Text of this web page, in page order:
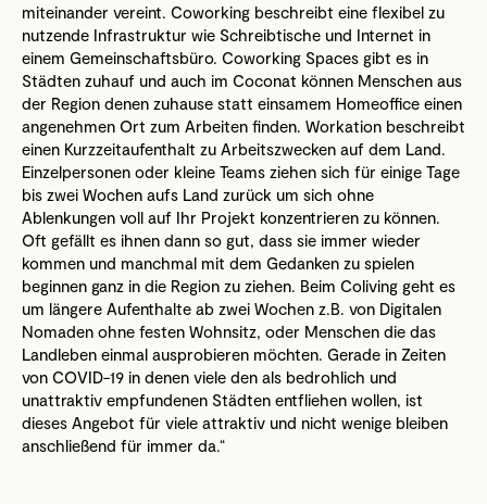
miteinander vereint. Coworking beschreibt eine flexibel zu
nutzende Infrastruktur wie Schreibtische und Internet in
einem Gemeinschaftsbüro. Coworking Spaces gibt es in
Städten zuhauf und auch im Coconat können Menschen aus
der Region denen zuhause statt einsamem Homeoffice einen
angenehmen Ort zum Arbeiten finden. Workation beschreibt
einen Kurzzeitaufenthalt zu Arbeitszwecken auf dem Land.
Einzelpersonen oder kleine Teams ziehen sich für einige Tage
bis zwei Wochen aufs Land zurück um sich ohne
Ablenkungen voll auf Ihr Projekt konzentrieren zu können.
Oft gefällt es ihnen dann so gut, dass sie immer wieder
kommen und manchmal mit dem Gedanken zu spielen
beginnen ganz in die Region zu ziehen. Beim Coliving geht es
um längere Aufenthalte ab zwei Wochen z.B. von Digitalen
Nomaden ohne festen Wohnsitz, oder Menschen die das
Landleben einmal ausprobieren möchten. Gerade in Zeiten
von COVID-19 in denen viele den als bedrohlich und
unattraktiv empfundenen Städten entfliehen wollen, ist
dieses Angebot für viele attraktiv und nicht wenige bleiben
anschließend für immer da.“